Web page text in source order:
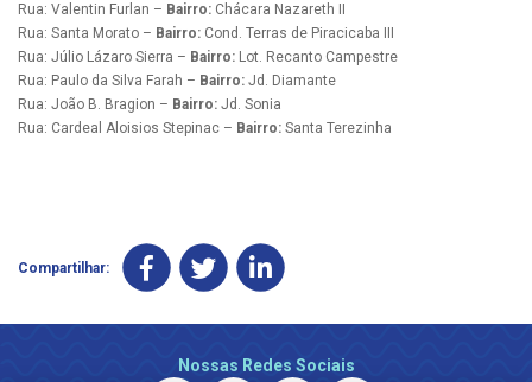
Rua: Valentin Furlan – Bairro: Chácara Nazareth II
Rua: Santa Morato – Bairro: Cond. Terras de Piracicaba III
Rua: Júlio Lázaro Sierra – Bairro: Lot. Recanto Campestre
Rua: Paulo da Silva Farah – Bairro: Jd. Diamante
Rua: João B. Bragion – Bairro: Jd. Sonia
Rua: Cardeal Aloisios Stepinac – Bairro: Santa Terezinha
Compartilhar:
Nossas Redes Sociais